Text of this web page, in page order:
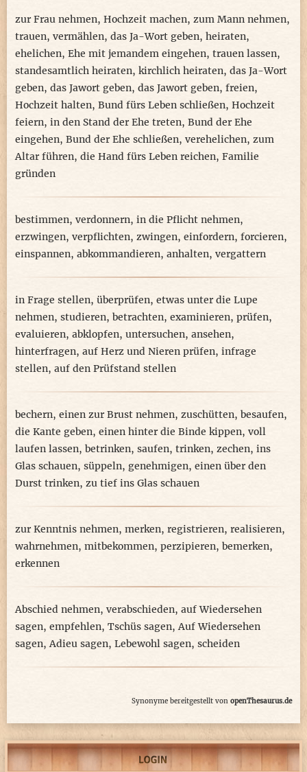
zur Frau nehmen, Hochzeit machen, zum Mann nehmen,
trauen, vermählen, das Ja-Wort geben, heiraten,
ehelichen, Ehe mit jemandem eingehen, trauen lassen,
standesamtlich heiraten, kirchlich heiraten, das Ja-Wort
geben, das Jawort geben, das Jawort geben, freien,
Hochzeit halten, Bund fürs Leben schließen, Hochzeit
feiern, in den Stand der Ehe treten, Bund der Ehe
eingehen, Bund der Ehe schließen, verehelichen, zum
Altar führen, die Hand fürs Leben reichen, Familie
gründen
bestimmen, verdonnern, in die Pflicht nehmen,
erzwingen, verpflichten, zwingen, einfordern, forcieren,
einspannen, abkommandieren, anhalten, vergattern
in Frage stellen, überprüfen, etwas unter die Lupe
nehmen, studieren, betrachten, examinieren, prüfen,
evaluieren, abklopfen, untersuchen, ansehen,
hinterfragen, auf Herz und Nieren prüfen, infrage
stellen, auf den Prüfstand stellen
bechern, einen zur Brust nehmen, zuschütten, besaufen,
die Kante geben, einen hinter die Binde kippen, voll
laufen lassen, betrinken, saufen, trinken, zechen, ins
Glas schauen, süppeln, genehmigen, einen über den
Durst trinken, zu tief ins Glas schauen
zur Kenntnis nehmen, merken, registrieren, realisieren,
wahrnehmen, mitbekommen, perzipieren, bemerken,
erkennen
Abschied nehmen, verabschieden, auf Wiedersehen
sagen, empfehlen, Tschüs sagen,Auf Wiedersehen
sagen,Adieu sagen, Lebewohl sagen, scheiden
Synonyme bereitgestellt von openThesaurus.de